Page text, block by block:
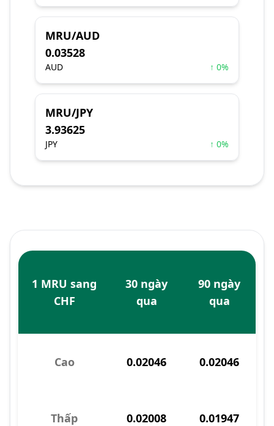
MRU/AUD
0.03528
AUD ↑ 0%
MRU/JPY
3.93625
JPY ↑ 0%
1 MRU sang
CHF
30 ngày
qua
90 ngày
qua
Cao 0.02046 0.02046
Thấp 0.02008 0.01947